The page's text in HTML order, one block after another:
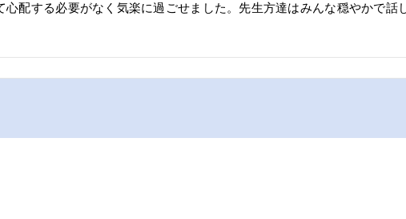
心配する必要がなく気楽に過ごせました。先生方達はみんな穏やかで